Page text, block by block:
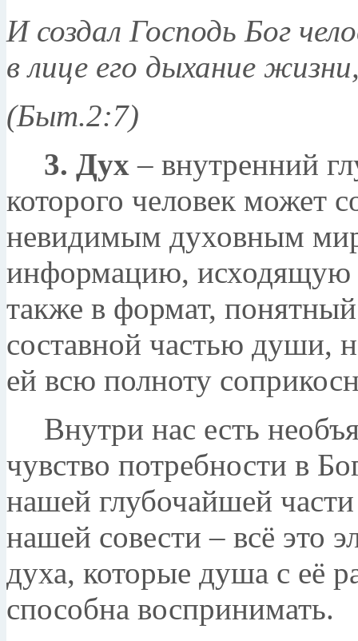
И создал Господь Бог
в лице его дыхание
(Быт.2:7)
3. Дух – внутренний
которого человек может
невидимым духовным
информацию, исходящую
также в формат,
составной частью души,
ей всю полноту
Внутри нас есть
чувство потребности в
нашей глубочайшей
нашей совести – всё это
духа, которые душа с её
способна воспринимать.